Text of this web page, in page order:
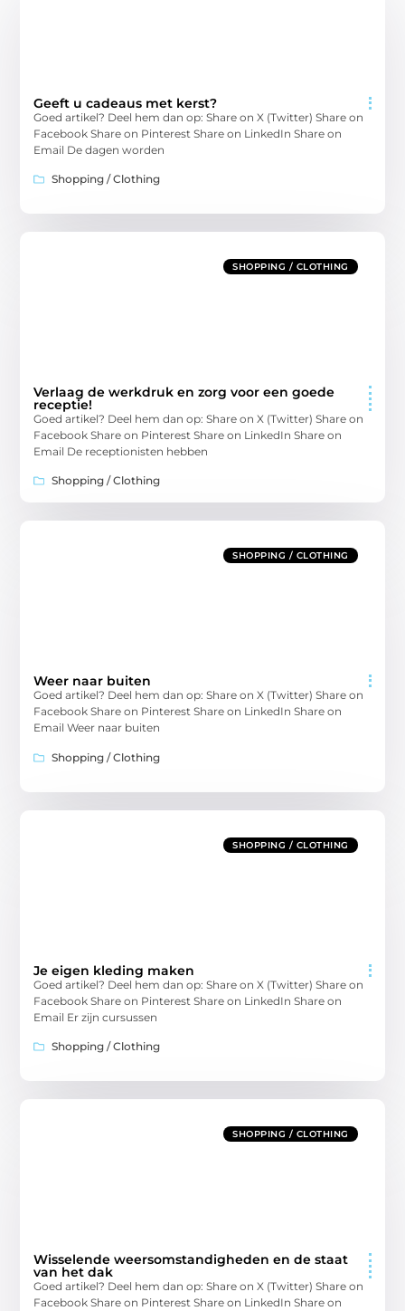
Geeft u cadeaus met kerst?
Goed artikel? Deel hem dan op: Share on X (Twitter) Share on
Facebook Share on Pinterest Share on LinkedIn Share on
Email De dagen worden
Shopping / Clothing
SHOPPING / CLOTHING
Verlaag de werkdruk en zorg voor een goede
receptie!
Goed artikel? Deel hem dan op: Share on X (Twitter) Share on
Facebook Share on Pinterest Share on LinkedIn Share on
Email De receptionisten hebben
Shopping / Clothing
SHOPPING / CLOTHING
Weer naar buiten
Goed artikel? Deel hem dan op: Share on X (Twitter) Share on
Facebook Share on Pinterest Share on LinkedIn Share on
Email Weer naar buiten
Shopping / Clothing
SHOPPING / CLOTHING
Je eigen kleding maken
Goed artikel? Deel hem dan op: Share on X (Twitter) Share on
Facebook Share on Pinterest Share on LinkedIn Share on
Email Er zijn cursussen
Shopping / Clothing
SHOPPING / CLOTHING
Wisselende weersomstandigheden en de staat
van het dak
Goed artikel? Deel hem dan op: Share on X (Twitter) Share on
Facebook Share on Pinterest Share on LinkedIn Share on